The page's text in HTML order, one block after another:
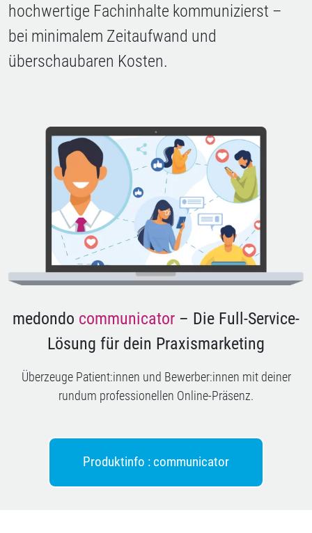
hochwertige Fachinhalte kommunizierst –
bei minimalem Zeitaufwand und
überschaubaren Kosten.
medondo communicator – Die Full-Service-
Lösung für dein Praxismarketing
Überzeuge Patient:innen und Bewerber:innen mit deiner
rundum professionellen Online-Präsenz.
Produktinfo : communicator